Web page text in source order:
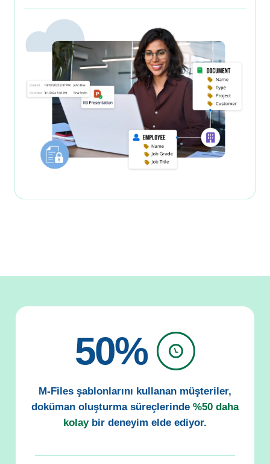
50%
M-Files şablonlarını kullanan müşteriler,
doküman oluşturma süreçlerinde %50 daha
kolaybir deneyim elde ediyor.